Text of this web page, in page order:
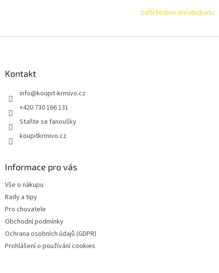
Další hodnocení obchodu
Kontakt
info@koupit-krmivo.cz
+420 730 166 131
Staňte se fanoušky
koupitkrmivo.cz
Informace pro vás
Vše o nákupu
Rady a tipy
Pro chovatele
Obchodní podmínky
Ochrana osobních údajů (GDPR)
Prohlášení o používání cookies